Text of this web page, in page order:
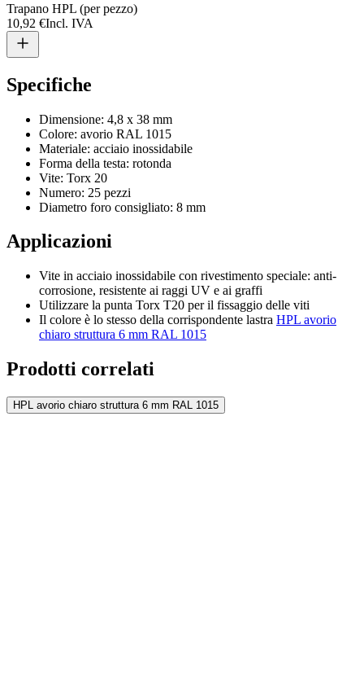
Trapano HPL (per pezzo)
10,92 €Incl. IVA
Specifiche
Dimensione: 4,8 x 38 mm
Colore: avorio RAL 1015
Materiale: acciaio inossidabile
Forma della testa: rotonda
Vite: Torx 20
Numero: 25 pezzi
Diametro foro consigliato: 8 mm
Applicazioni
Vite in acciaio inossidabile con rivestimento speciale: anti-
corrosione, resistente ai raggi UV e ai graffi
Utilizzare la punta Torx T20 per il fissaggio delle viti
Il colore è lo stesso della corrispondente lastra HPL avorio
chiaro struttura 6 mm RAL 1015
Prodotti correlati
HPL avorio chiaro struttura 6 mm RAL 1015